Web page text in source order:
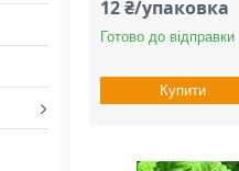
12 ₴/упаковка
Готово до відправки
Купити